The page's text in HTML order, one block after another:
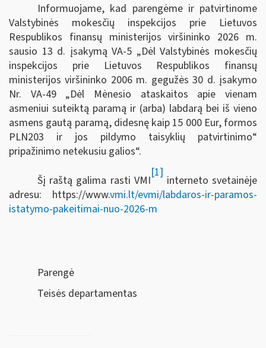
Informuojame, kad parengėme ir patvirtinome
Valstybinės mokesčių inspekcijos prie Lietuvos
Respublikos finansų ministerijos viršininko 2026 m.
sausio 13 d. įsakymą VA-5 „Dėl Valstybinės mokesčių
inspekcijos prie Lietuvos Respublikos finansų
ministerijos viršininko 2006 m. gegužės 30 d. įsakymo
Nr. VA-49 „Dėl Mėnesio ataskaitos apie vienam
asmeniui suteiktą paramą ir (arba) labdarą bei iš vieno
asmens gautą paramą, didesnę kaip 15 000 Eur, formos
PLN203 ir jos pildymo taisyklių patvirtinimo“
pripažinimo netekusiu galios“.
Šį raštą galima rasti VMI
[1]
interneto svetainėje
adresu: https://www.vmi.lt/evmi/labdaros-ir-paramos-
istatymo-pakeitimai-nuo-2026-m
Parengė
Teisės departamentas